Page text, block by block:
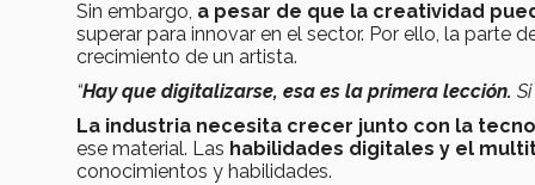
Sin embargo, a pesar de que la creatividad
superar para innovar en el sector. Por ello, la parte
crecimiento de un artista.
“Hay que digitalizarse, esa es la primera lección.
La industria necesita crecer junto con la
ese material. Las habilidades digitales y el
conocimientos y habilidades.